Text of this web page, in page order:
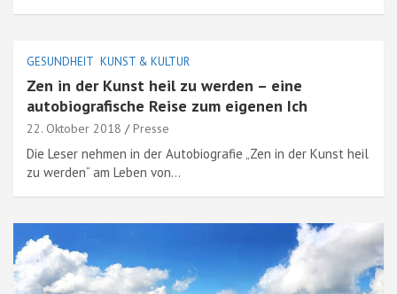
GESUNDHEIT KUNST & KULTUR
Zen in der Kunst heil zu werden – eine
autobiografische Reise zum eigenen Ich
22. Oktober 2018 Presse
Die Leser nehmen in der Autobiografie „Zen in der Kunst heil
zu werden“ am Leben von…